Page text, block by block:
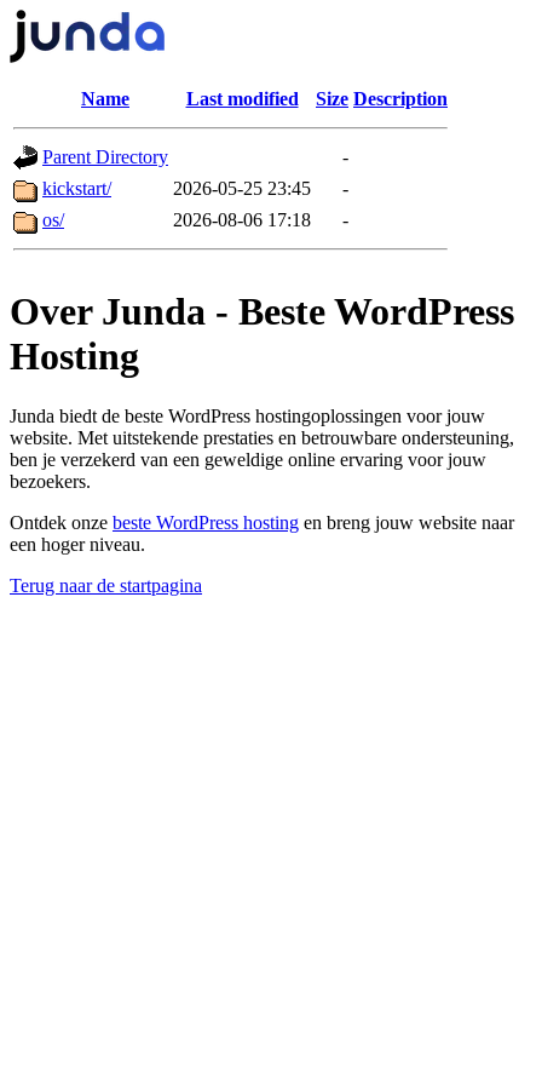
Name Last modified Size Description
Parent Directory
-
kickstart/
2026-05-25 23:45
-
os/
2026-08-06 17:18 -
Over Junda - Beste WordPress
Hosting
Junda biedt de beste WordPress hostingoplossingen voor jouw
website. Met uitstekende prestaties en betrouwbare ondersteuning,
ben je verzekerd van een geweldige online ervaring voor jouw
bezoekers.
Ontdek onze beste WordPress hosting en breng jouw website naar
een hoger niveau.
Terug naar de startpagina